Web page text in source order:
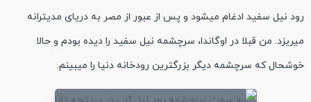
رود نیل سفید ادغام میشود و پس از عبور از مصر به دریای مدیترانه
میریزد. من قبلا در اوگاندا، سرچشمه نیل سفید را دیده بودم و حالا
خوشحال که سرچشمه دیگر بزرگترین رودخانه دنیا را میبینم.